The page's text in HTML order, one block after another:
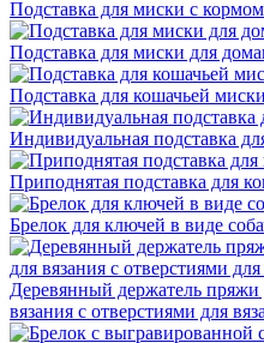
Подставка для миски с
Подставка для миски для
Подставка для кошачьей миски
Индивидуальная подставка
Приподнятая подставка для
Брелок для ключей в виде
Деревянный держатель
вязания с отверстиями для